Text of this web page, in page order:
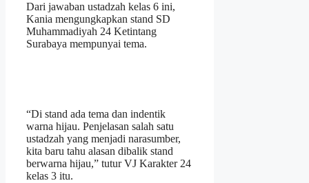
Dari jawaban ustadzah kelas 6 ini,
Kania mengungkapkan stand SD
Muhammadiyah 24 Ketintang
Surabaya mempunyai tema.
“Di stand ada tema dan indentik
warna hijau. Penjelasan salah satu
ustadzah yang menjadi narasumber,
kita baru tahu alasan dibalik stand
berwarna hijau,” tutur VJ Karakter 24
kelas 3 itu.